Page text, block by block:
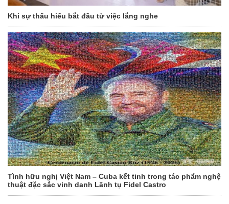
Khi sự thấu hiểu bắt đầu từ việc lắng nghe
Tình hữu nghị Việt Nam – Cuba kết tinh trong tác phẩm nghệ
thuật đặc sắc vinh danh Lãnh tụ Fidel Castro